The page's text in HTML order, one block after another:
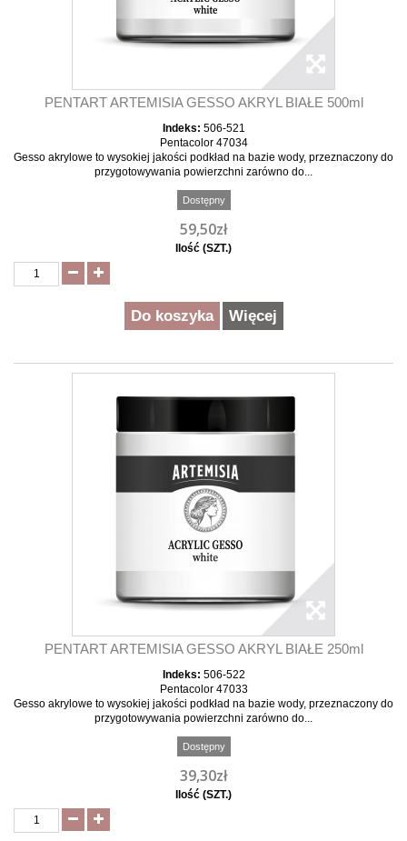
PENTART ARTEMISIA GESSO AKRYL BIAŁE 500ml
Indeks: 506-521
Pentacolor 47034
Gesso akrylowe to wysokiej jakości podkład na bazie wody, przeznaczony do
przygotowywania powierzchni zarówno do...
Dostępny
59,50zł
Ilość (SZT.)
Do koszyka Więcej
PENTART ARTEMISIA GESSO AKRYL BIAŁE 250ml
Indeks: 506-522
Pentacolor 47033
Gesso akrylowe to wysokiej jakości podkład na bazie wody, przeznaczony do
przygotowywania powierzchni zarówno do...
Dostępny
39,30zł
Ilość (SZT.)